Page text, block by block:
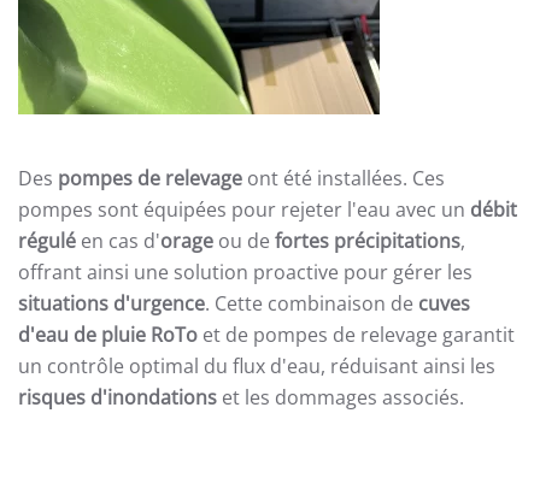
Des pompes de relevage ont été installées. Ces
pompes sont équipées pour rejeter l'eau avec un débit
régulé en cas d'orage ou de fortes précipitations,
offrant ainsi une solution proactive pour gérer les
situations d'urgence. Cette combinaison de cuves
d'eau de pluie RoTo et de pompes de relevage garantit
un contrôle optimal du flux d'eau, réduisant ainsi les
risques d'inondations et les dommages associés.